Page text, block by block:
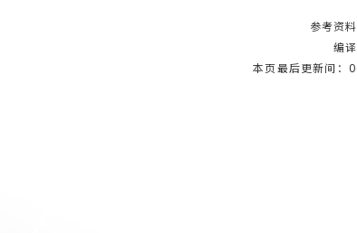
参考资料
编
本页最后更新间